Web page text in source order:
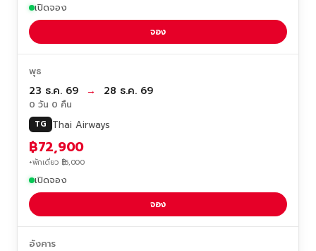
เปิดจอง
จอง
พุธ
23 ธ.ค. 69 → 28 ธ.ค. 69
0 วัน 0 คืน
TG Thai Airways
฿72,900
+พักเดี่ยว ฿5,000
เปิดจอง
จอง
อังคาร